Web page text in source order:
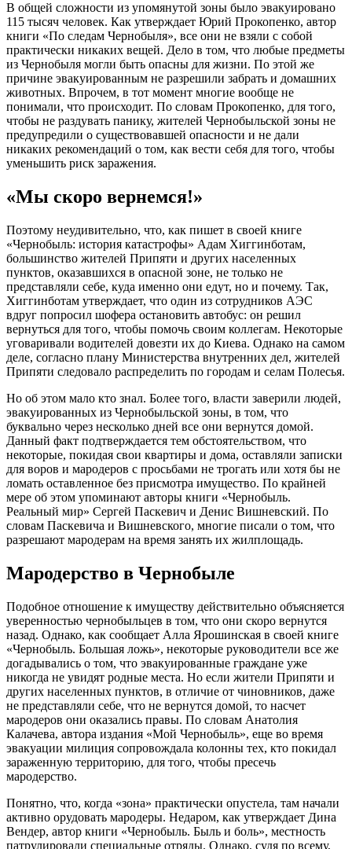
В общей сложности из упомянутой зоны было эвакуировано
115 тысяч человек. Как утверждает Юрий Прокопенко, автор
книги «По следам Чернобыля», все они не взяли с собой
практически никаких вещей. Дело в том, что любые предметы
из Чернобыля могли быть опасны для жизни. По этой же
причине эвакуированным не разрешили забрать и домашних
животных. Впрочем, в тот момент многие вообще не
понимали, что происходит. По словам Прокопенко, для того,
чтобы не раздувать панику, жителей Чернобыльской зоны не
предупредили о существовавшей опасности и не дали
никаких рекомендаций о том, как вести себя для того, чтобы
уменьшить риск заражения.
«Мы скоро вернемся!»
Поэтому неудивительно, что, как пишет в своей книге
«Чернобыль: история катастрофы» Адам Хиггинботам,
большинство жителей Припяти и других населенных
пунктов, оказавшихся в опасной зоне, не только не
представляли себе, куда именно они едут, но и почему. Так,
Хиггинботам утверждает, что один из сотрудников АЭС
вдруг попросил шофера остановить автобус: он решил
вернуться для того, чтобы помочь своим коллегам. Некоторые
уговаривали водителей довезти их до Киева. Однако на самом
деле, согласно плану Министерства внутренних дел, жителей
Припяти следовало распределить по городам и селам Полесья.
Но об этом мало кто знал. Более того, власти заверили людей,
эвакуированных из Чернобыльской зоны, в том, что
буквально через несколько дней все они вернутся домой.
Данный факт подтверждается тем обстоятельством, что
некоторые, покидая свои квартиры и дома, оставляли записки
для воров и мародеров с просьбами не трогать или хотя бы не
ломать оставленное без присмотра имущество. По крайней
мере об этом упоминают авторы книги «Чернобыль.
Реальный мир» Сергей Паскевич и Денис Вишневский. По
словам Паскевича и Вишневского, многие писали о том, что
разрешают мародерам на время занять их жилплощадь.
Мародерство в Чернобыле
Подобное отношение к имуществу действительно объясняется
уверенностью чернобыльцев в том, что они скоро вернутся
назад. Однако, как сообщает Алла Ярошинская в своей книге
«Чернобыль. Большая ложь», некоторые руководители все же
догадывались о том, что эвакуированные граждане уже
никогда не увидят родные места. Но если жители Припяти и
других населенных пунктов, в отличие от чиновников, даже
не представляли себе, что не вернутся домой, то насчет
мародеров они оказались правы. По словам Анатолия
Калачева, автора издания «Мой Чернобыль», еще во время
эвакуации милиция сопровождала колонны тех, кто покидал
зараженную территорию, для того, чтобы пресечь
мародерство.
Понятно, что, когда «зона» практически опустела, там начали
активно орудовать мародеры. Недаром, как утверждает Дина
Вендер, автор книги «Чернобыль. Быль и боль», местность
патрулировали специальные отряды. Однако, судя по всему,